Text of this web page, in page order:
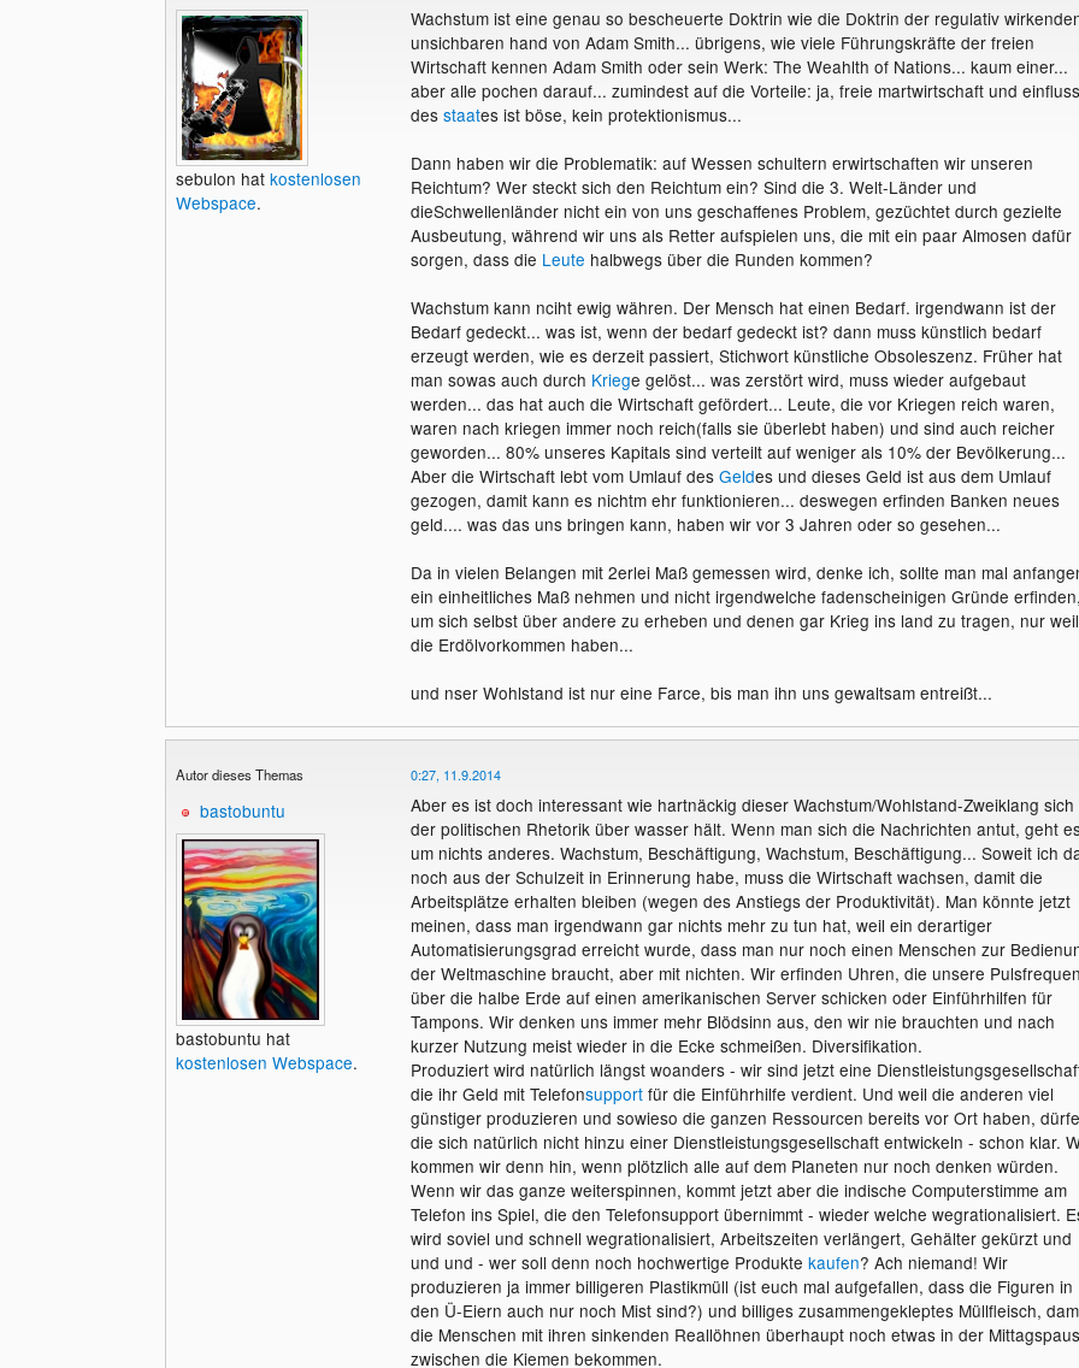
sebulon hat kostenlosen
Webspace.
Wachstum ist eine genau so bescheuerte Doktrin wie die Doktrin der regulativ
unsichbaren hand von Adam Smith... übrigens, wie viele Führungskräfte der freien
Wirtschaft kennen Adam Smith oder sein Werk: The Weahlth of Nations... kaum einer...
aber alle pochen darauf... zumindest auf die Vorteile: ja, freie martwirtschaft und einfluss
des staates ist böse, kein protektionismus...
Dann haben wir die Problematik: auf Wessen schultern erwirtschaften wir unseren
Reichtum? Wer steckt sich den Reichtum ein? Sind die 3. Welt-Länder und
dieSchwellenländer nicht ein von uns geschaffenes Problem, gezüchtet durch gezielte
Ausbeutung, während wir uns als Retter aufspielen uns, die mit ein paar Almosen dafür
sorgen, dass die Leute halbwegs über die Runden kommen?
Wachstum kann nciht ewig währen. Der Mensch hat einen Bedarf. irgendwann ist der
Bedarf gedeckt... was ist, wenn der bedarf gedeckt ist? dann muss künstlich bedarf
erzeugt werden, wie es derzeit passiert, Stichwort künstliche Obsoleszenz. Früher hat
man sowas auch durch Kriege gelöst... was zerstört wird, muss wieder aufgebaut
werden... das hat auch die Wirtschaft gefördert... Leute, die vor Kriegen reich waren,
waren nach kriegen immer noch reich(falls sie überlebt haben) und sind auch reicher
geworden... 80% unseres Kapitals sind verteilt auf weniger als 10% der Bevölkerung...
Aber die Wirtschaft lebt vom Umlauf des Geldes und dieses Geld ist aus dem Umlauf
gezogen, damit kann es nichtm ehr funktionieren... deswegen erfinden Banken neues
geld.... was das uns bringen kann, haben wir vor 3 Jahren oder so gesehen...
Da in vielen Belangen mit 2erlei Maß gemessen wird, denke ich, sollte man mal
ein einheitliches Maß nehmen und nicht irgendwelche fadenscheinigen Gründe
um sich selbst über andere zu erheben und denen gar Krieg ins land zu tragen, nur weil
die Erdölvorkommen haben...
und nser Wohlstand ist nur eine Farce, bis man ihn uns gewaltsam entreißt...
Autor dieses Themas
bastobuntu
bastobuntu hat
kostenlosen Webspace.
0:27, 11.9.2014
Aber es ist doch interessant wie hartnäckig dieser Wachstum/Wohlstand-Zweiklang sich
der politischen Rhetorik über wasser hält. Wenn man sich die Nachrichten antut, geht
um nichts anderes. Wachstum, Beschäftigung, Wachstum, Beschäftigung... Soweit ich
noch aus der Schulzeit in Erinnerung habe, muss die Wirtschaft wachsen, damit die
Arbeitsplätze erhalten bleiben (wegen des Anstiegs der Produktivität). Man könnte jetzt
meinen, dass man irgendwann gar nichts mehr zu tun hat, weil ein derartiger
Automatisierungsgrad erreicht wurde, dass man nur noch einen Menschen zur
der Weltmaschine braucht, aber mit nichten. Wir erfinden Uhren, die unsere
über die halbe Erde auf einen amerikanischen Server schicken oder Einführhilfen für
Tampons. Wir denken uns immer mehr Blödsinn aus, den wir nie brauchten und nach
kurzer Nutzung meist wieder in die Ecke schmeißen. Diversifikation.
Produziert wird natürlich längst woanders - wir sind jetzt eine
die ihr Geld mit Telefonsupportfür die Einführhilfe verdient. Und weil die anderen viel
günstiger produzieren und sowieso die ganzen Ressourcen bereits vor Ort haben,
die sich natürlich nicht hinzu einer Dienstleistungsgesellschaft entwickeln - schon klar.
kommen wir denn hin, wenn plötzlich alle auf dem Planeten nur noch denken würden.
Wenn wir das ganze weiterspinnen, kommt jetzt aber die indische Computerstimme am
Telefon ins Spiel, die den Telefonsupport übernimmt - wieder welche wegrationalisiert.
wird soviel und schnell wegrationalisiert, Arbeitszeiten verlängert, Gehälter gekürzt und
und und - wer soll denn noch hochwertige Produkte kaufen? Ach niemand! Wir
produzieren ja immer billigeren Plastikmüll (ist euch mal aufgefallen, dass die Figuren in
den Ü-Eiern auch nur noch Mist sind?) und billiges zusammengekleptes Müllfleisch,
die Menschen mit ihren sinkenden Reallöhnen überhaupt noch etwas in der
zwischen die Kiemen bekommen.